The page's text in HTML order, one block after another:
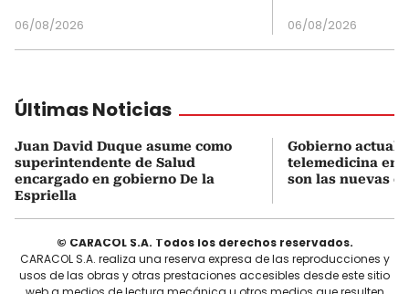
06/08/2026 06/08/2026
Últimas Noticias
Juan David Duque asume como
superintendente de Salud
encargado en gobierno De la
Espriella
Gobierno
telemedicina en
son las nuevas
© CARACOL S.A. Todos los derechos reservados.
CARACOL S.A. realiza una reserva expresa de las reproducciones y
usos de las obras y otras prestaciones accesibles desde este sitio